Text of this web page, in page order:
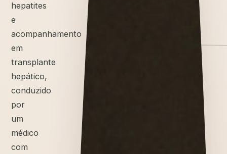
hepatites
e
acompanhamento
em
transplante
hepático,
conduzido
por
um
médico
com